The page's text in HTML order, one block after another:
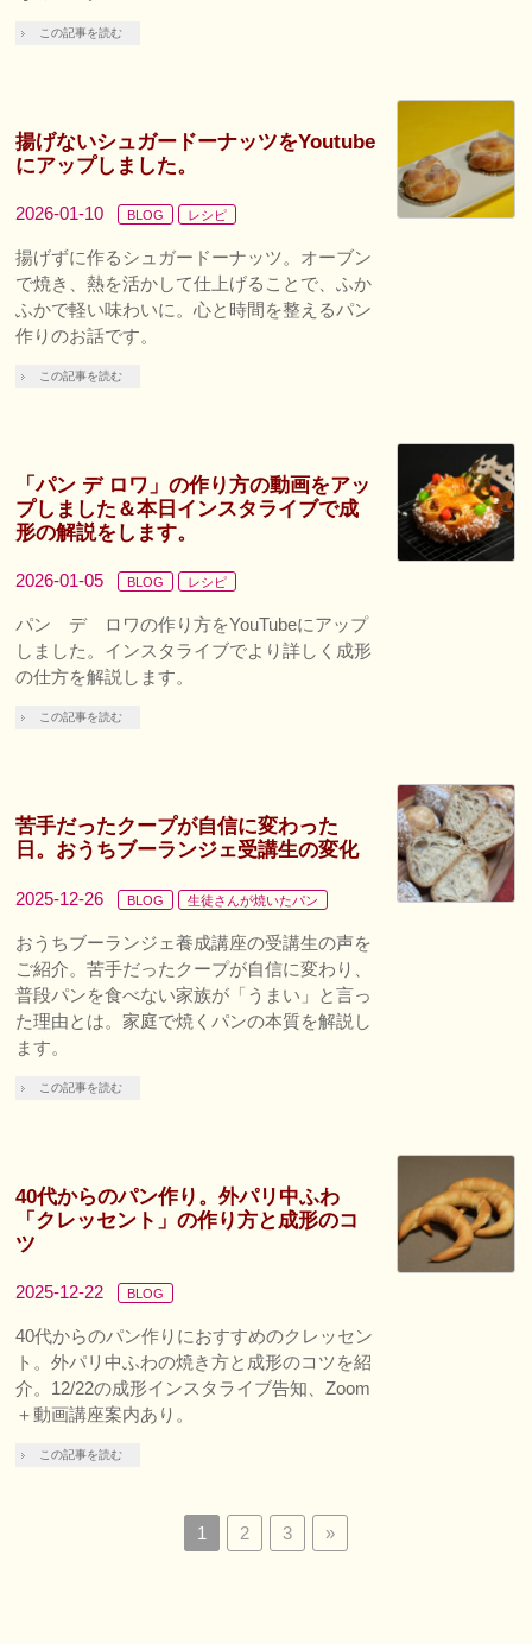
この記事を読む
揚げないシュガードーナッツをYoutube
にアップしました。
2026-01-10 BLOG レシピ
揚げずに作るシュガードーナッツ。オーブン
で焼き、熱を活かして仕上げることで、ふか
ふかで軽い味わいに。心と時間を整えるパン
作りのお話です。
この記事を読む
「パン デ ロワ」の作り方の動画をアッ
プしました＆本日インスタライブで成
形の解説をします。
2026-01-05 BLOG レシピ
パン デ ロワの作り方をYouTubeにアップ
しました。インスタライブでより詳しく成形
の仕方を解説します。
この記事を読む
苦手だったクープが自信に変わった
日。おうちブーランジェ受講生の変化
2025-12-26 BLOG 生徒さんが焼いたパン
おうちブーランジェ養成講座の受講生の声を
ご紹介。苦手だったクープが自信に変わり、
普段パンを食べない家族が「うまい」と言っ
た理由とは。家庭で焼くパンの本質を解説し
ます。
この記事を読む
40代からのパン作り。外パリ中ふわ
「クレッセント」の作り方と成形のコ
ツ
2025-12-22 BLOG
40代からのパン作りにおすすめのクレッセン
ト。外パリ中ふわの焼き方と成形のコツを紹
介。12/22の成形インスタライブ告知、Zoom
＋動画講座案内あり。
この記事を読む
1 2 3 »